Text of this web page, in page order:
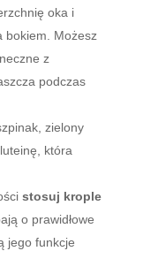
oka i
bokiem. Możesz
z
podczas
zielony
która
stosuj krople
o prawidłowe
jego funkcje